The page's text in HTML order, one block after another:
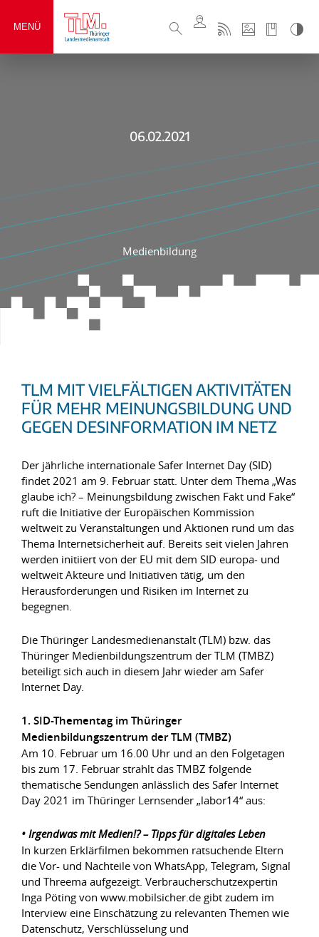
MENÜ
06.02.2021
Medienbildung
TLM MIT VIELFÄLTIGEN AKTIVITÄTEN
FÜR MEHR MEINUNGSBILDUNG UND
GEGEN DESINFORMATION IM NETZ
Der jährliche internationale Safer Internet Day (SID)
findet 2021 am 9. Februar statt. Unter dem Thema „Was
glaube ich? – Meinungsbildung zwischen Fakt und Fake“
ruft die Initiative der Europäischen Kommission
weltweit zu Veranstaltungen und Aktionen rund um das
Thema Internetsicherheit auf. Bereits seit vielen Jahren
werden initiiert von der EU mit dem SID europa- und
weltweit Akteure und Initiativen tätig, um den
Herausforderungen und Risiken im Internet zu
begegnen.
Die Thüringer Landesmedienanstalt (TLM) bzw. das
Thüringer Medienbildungszentrum der TLM (TMBZ)
beteiligt sich auch in diesem Jahr wieder am Safer
Internet Day.
1. SID-Thementag im Thüringer
Medienbildungszentrum der TLM (TMBZ)
Am 10. Februar um 16.00 Uhr und an den Folgetagen
bis zum 17. Februar strahlt das TMBZ folgende
thematische Sendungen anlässlich des Safer Internet
Day 2021 im Thüringer Lernsender „labor14“ aus:
• Irgendwas mit Medien!? – Tipps für digitales Leben
In kurzen Erklärfilmen bekommen ratsuchende Eltern
die Vor- und Nachteile von WhatsApp, Telegram, Signal
und Threema aufgezeigt. Verbraucherschutzexpertin
Inga Pöting von www.mobilsicher.de gibt zudem im
Interview eine Einschätzung zu relevanten Themen wie
Datenschutz, Verschlüsselung und